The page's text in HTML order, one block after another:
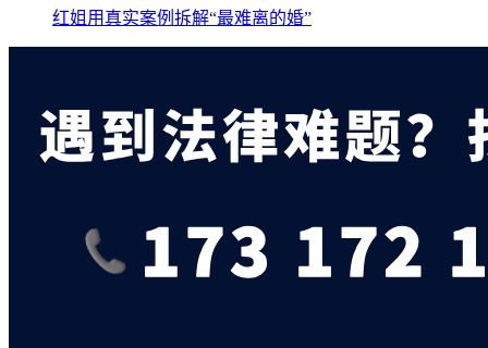
红姐用真实案例拆解“最难离的婚”